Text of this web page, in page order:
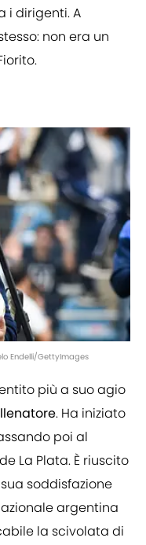
i dirigenti. A
non era un
Endelli/GettyImages
più a suo agio
. Ha iniziato
poi al
La Plata. È riuscito
soddisfazione
argentina
la scivolata di